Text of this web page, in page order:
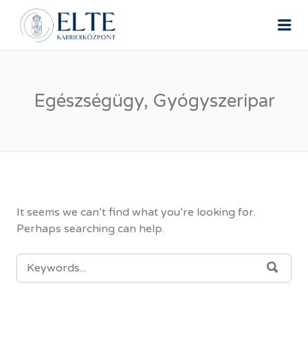
ELTE ÁLLÁSPORTÁL
Egészségügy, Gyógyszeripar
It seems we can’t find what you’re looking for.
Perhaps searching can help.
SEARCH
FOR: